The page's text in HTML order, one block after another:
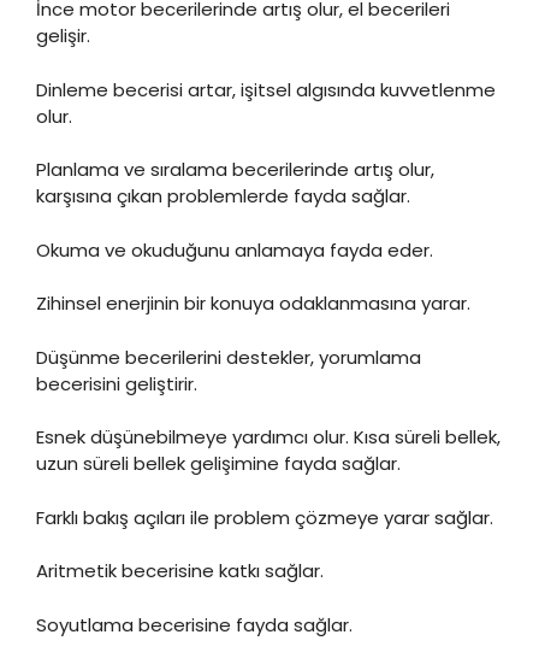
İnce motor becerilerinde artış olur, el becerileri
gelişir.
Dinleme becerisi artar, işitsel algısında kuvvetlenme
olur.
Planlama ve sıralama becerilerinde artış olur,
karşısına çıkan problemlerde fayda sağlar.
Okuma ve okuduğunu anlamaya fayda eder.
Zihinsel enerjinin bir konuya odaklanmasına yarar.
Düşünme becerilerini destekler, yorumlama
becerisini geliştirir.
Esnek düşünebilmeye yardımcı olur. Kısa süreli bellek,
uzun süreli bellek gelişimine fayda sağlar.
Farklı bakış açıları ile problem çözmeye yarar sağlar.
Aritmetik becerisine katkı sağlar.
Soyutlama becerisine fayda sağlar.